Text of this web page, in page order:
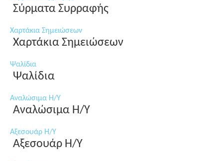
Σύρματα Συρραφής
Χαρτάκια Σημειώσεων
Χαρτάκια Σημειώσεων
Ψαλίδια
Ψαλίδια
Αναλώσιμα Η/Υ
Αναλώσιμα Η/Υ
Αξεσουάρ Η/Υ
Αξεσουάρ Η/Υ